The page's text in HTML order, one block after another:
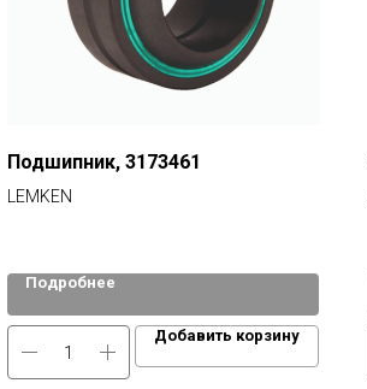
Подшипник, 3173461
LEMKEN
Подробнее
Добавить корзину